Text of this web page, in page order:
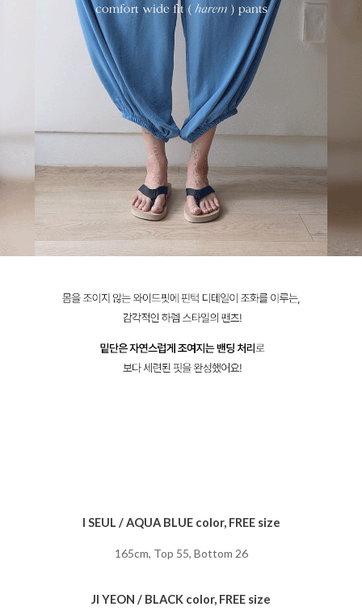
I SEUL / AQUA BLUE color, FREE size
165cm, Top 55, Bottom 26
JI YEON / BLACK color, FREE size